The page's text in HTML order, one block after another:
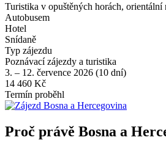
Turistika v opuštěných horách, orientální
Autobusem
Hotel
Snídaně
Typ zájezdu
Poznávací zájezdy a turistika
3. – 12. července 2026 (10 dní)
14 460 Kč
Termín proběhl
Proč právě Bosna a